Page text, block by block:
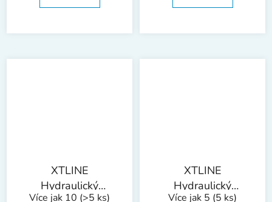
XTLINE
Hydraulický
Více jak 10 (>5 ks)
XTLINE
Hydraulický
Více jak 5 (5 ks)